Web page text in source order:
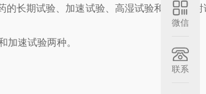
长期试验、加速试验、高湿试验和强光照射
速试验两种。
微信
联系